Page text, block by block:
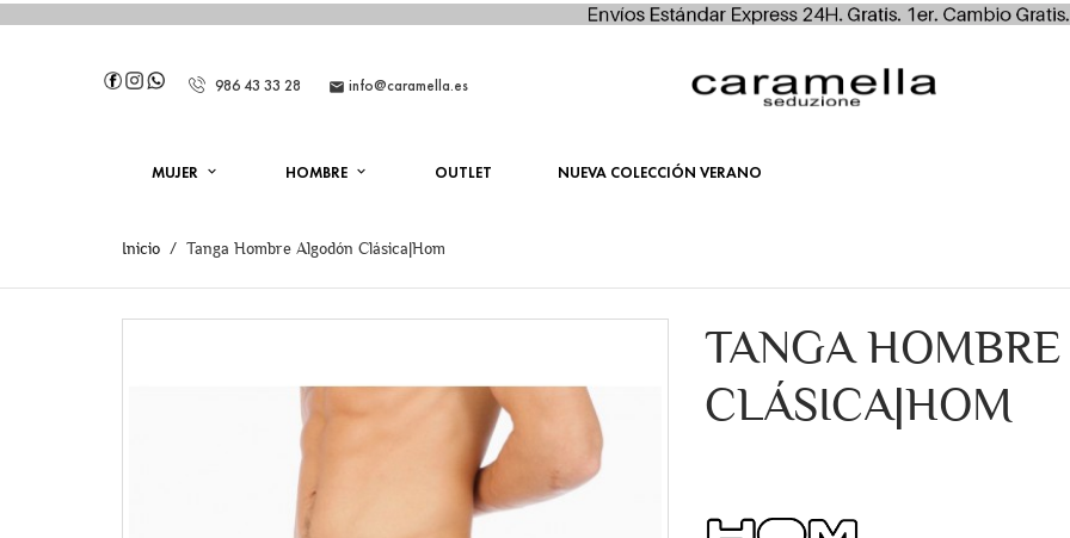
986 43 33 28  info@caramella.es
MUJER HOMBRE OUTLET NUEVA COLECCIÓN VERANO
Inicio Tanga Hombre Algodón Clásica|Hom
TANGA
CLÁSICA|HOM